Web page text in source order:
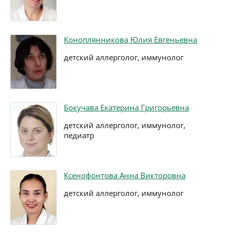
Коноплянникова Юлия Евгеньевна
детский аллерголог, иммунолог
Бокучава Екатерина Григорьевна
детский аллерголог, иммунолог,
педиатр
Ксенофонтова Анна Викторовна
детский аллерголог, иммунолог